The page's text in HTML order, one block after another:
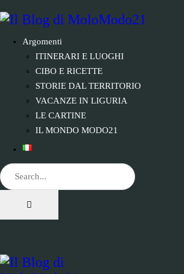
Argomenti
ITINERARI E LUOGHI
CIBO E RICETTE
STORIE DAL TERRITORIO
VACANZE IN LIGURIA
LE CARTINE
IL MONDO MODO21